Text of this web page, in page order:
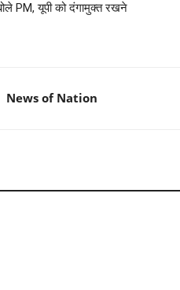
PM, यूपी को दंगामुक्त रखने
News of Nation